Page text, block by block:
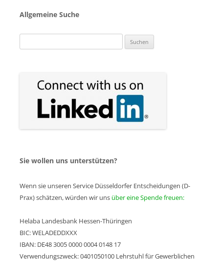
Allgemeine Suche
nach:
Sie wollen uns unterstützen?
Wenn sie unseren Service Düsseldorfer Entscheidungen (D-
Prax) schätzen, würden wir uns über eine Spende freuen:
Helaba Landesbank Hessen-Thüringen
BIC: WELADEDDXXX
IBAN: DE48 3005 0000 0004 0148 17
Verwendungszweck: 0401050100 Lehrstuhl für Gewerblichen